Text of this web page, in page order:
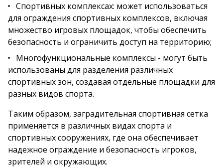
Спортивных комплексах: может использоваться
для ограждения спортивных комплексов, включая
множество игровых площадок, чтобы обеспечить
безопасность и ограничить доступ на территорию;
Многофункциональные комплексы - могут быть
использованы для разделения различных
спортивных зон, создавая отдельные площадки для
разных видов спорта.
Таким образом, заградительная спортивная сетка
применяется в различных видах спорта и
спортивных сооружениях, где она обеспечивает
надежное ограждение и безопасность игроков,
зрителей и окружающих.